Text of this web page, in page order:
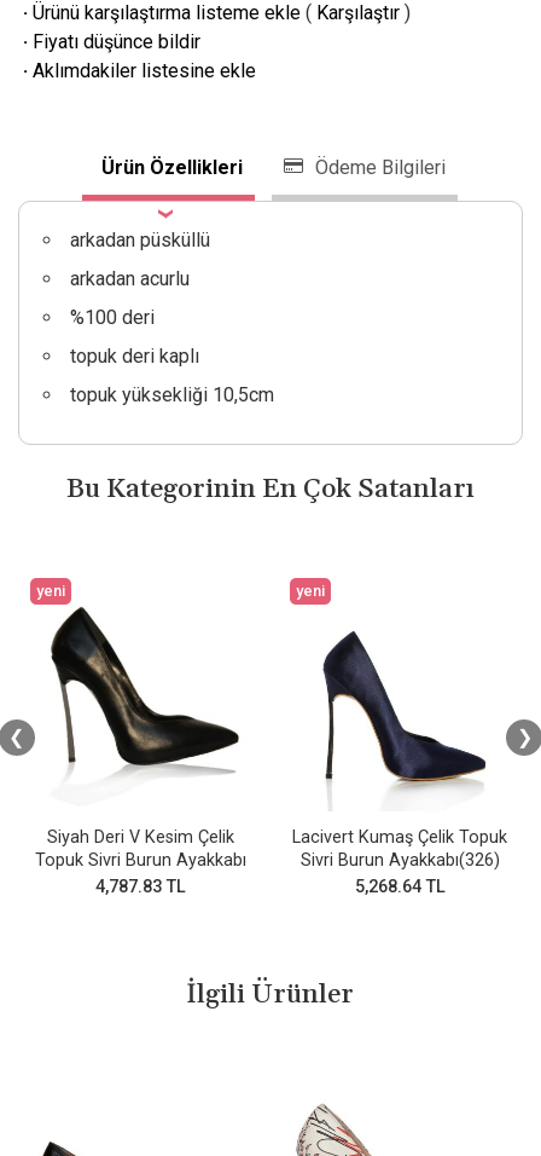
· Ürünü karşılaştırma listeme ekle( Karşılaştır)
· Fiyatı düşünce bildir
· Aklımdakiler listesine ekle
Ürün Özellikleri Ödeme Bilgileri
arkadan püsküllü
arkadan acurlu
%100 deri
topuk deri kaplı
topuk yüksekliği 10,5cm
Bu Kategorinin En Çok Satanları
yeni
Siyah Deri V Kesim Çelik
Topuk Sivri Burun Ayakkabı
4,787.83 TL
yeni
Lacivert Kumaş Çelik Topuk
Sivri Burun Ayakkabı(326)
5,268.64 TL
❮ ❯
İlgili Ürünler